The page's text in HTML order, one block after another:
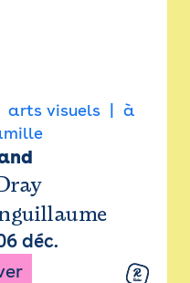
arts visuels
à
déc.